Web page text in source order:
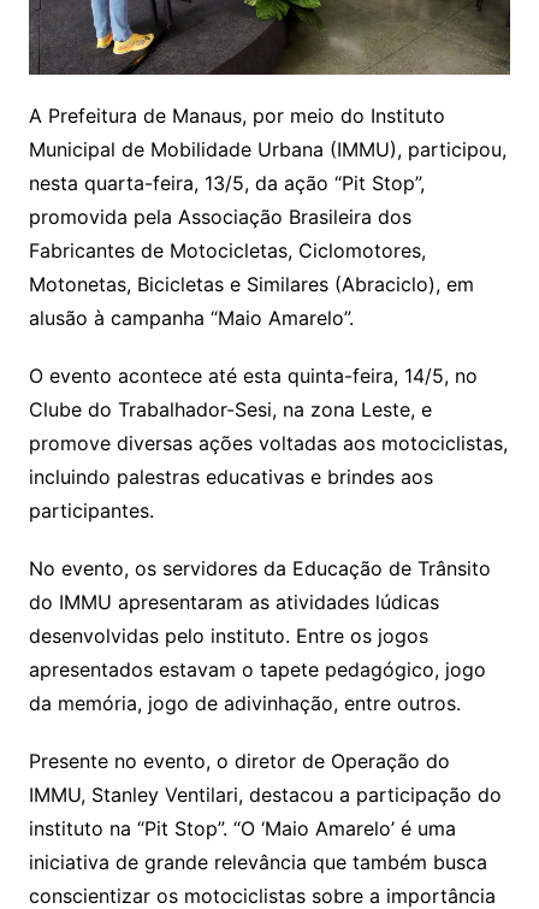
A Prefeitura de Manaus, por meio do Instituto
Municipal de Mobilidade Urbana (IMMU), participou,
nesta quarta-feira, 13/5, da ação “Pit Stop”,
promovida pela Associação Brasileira dos
Fabricantes de Motocicletas, Ciclomotores,
Motonetas, Bicicletas e Similares (Abraciclo), em
alusão à campanha “Maio Amarelo”.
O evento acontece até esta quinta-feira, 14/5, no
Clube do Trabalhador-Sesi, na zona Leste, e
promove diversas ações voltadas aos motociclistas,
incluindo palestras educativas e brindes aos
participantes.
No evento, os servidores da Educação de Trânsito
do IMMU apresentaram as atividades lúdicas
desenvolvidas pelo instituto. Entre os jogos
apresentados estavam o tapete pedagógico, jogo
da memória, jogo de adivinhação, entre outros.
Presente no evento, o diretor de Operação do
IMMU, Stanley Ventilari, destacou a participação do
instituto na “Pit Stop”. “O ‘Maio Amarelo’ é uma
iniciativa de grande relevância que também busca
conscientizar os motociclistas sobre a importância